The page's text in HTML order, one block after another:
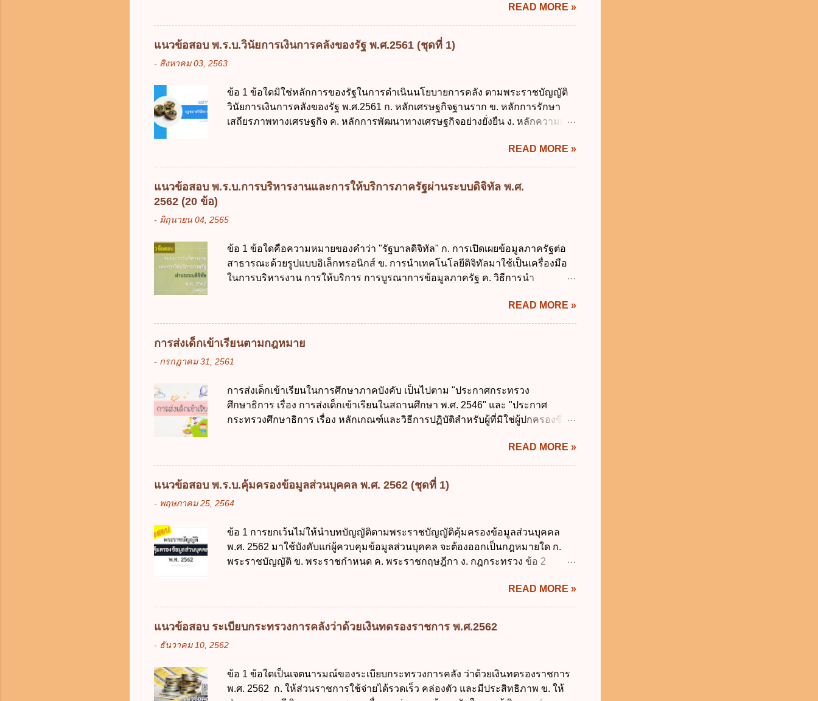
วิธีการงบประมาณ พ.ศ. 2502 2. พระราชบัญญัติวิธีการงบประมาณ (ฉบับที่ 3) พ.ศ.
2511 3. พระราชบัญญัติวิธีการงบประมาณ (ฉบับที่ 6) พ.ศ. 2544 4. ประกาศของ
คณะปฏิวัติ ฉบับที่ 203 ลงวันที่ 31 สิงหาคม 2515 ข้อ 3. ข้อใดไม่ถูกต้อง 1. นายก
รัฐมนตรีมีอำนาจออกกฎเพื่อปฏิบัติการตามพระราชบัญญัติวิธีการงบประมาณ พ.ศ.
การงบประมาณ พ.ศ. 2561 4. รัฐมนตรีว่าการกระทรวงการคลังมีหน้าที่ควบคุมการ
ใช้จ่ายงบประมาณให้เป็นไปอย่างโปร่งใสและตรวจสอบได้ ข้อ 4. พระราชบัญญัติวิธี
การงบประมาณ พ.ศ. 2561 บัญญัติให้การบริหา...
READ MORE »
แนวข้อสอบ พ.ร.บ.วินัยการเงินการคลังของรัฐ พ.ศ.2561 (ชุดที่ 1)
- สิงหาคม 03, 2563
ข้อ 1 ข้อใดมิใช่หลักการของรัฐในการดำเนินนโยบายการคลัง ตามพระราชบัญญัติ
วินัยการเงินการคลังของรัฐ พ.ศ.2561 ก. หลักเศรษฐกิจฐานราก ข. หลักการรักษา
เสถียรภาพทางเศรษฐกิจ ค. หลักการพัฒนาทางเศรษฐกิจอย่างยั่งยืน ง. หลักความเป็น
เป็นกรอบในการบริหารหนี้สาธารณะเป็นไปตามข้อใด ก. ไม่เกินร้อยละ 5 ข. ไม่เกิน
ร้อยละ 10 ค. ไม่เกินร้อยละ 35 ง. ไม่เกินร้อยละ 60 ข้อ 3 กฎหมายว่าด้วยวินัยการเงิน
การคลังของรัฐกำหนดหลักการห้ามเสนอกฎหมายที่ให้จัดเก็บภาษีอากรหรือค่า
ธรรมเนียมเพิ่มขึ้นจากที่กำหนดไว้ในกฎหมายเพื่อการนำไปใช้จ่ายตามวัตถุประสงค์
ต้องการของชุมชน ข. เพื่อป็นรายได้ขององค์กรปกครองส่วนท้องถิ่น ค. มีเหตุจำเป็น
ของรัฐจะต้องนำแผนการคลังระยะปานกลางที่คณะรัฐมนตรีเห็นชอบแล้วไปใช้
ประกอบการพิจารณาในเรื่องต่อไปนี้ ยกเว้นข้อใด ก. การจัดเก็บหรือหารายได้ ข.
การจัดสรรงบประมาณรายจ่าย ค. การจัดทำงบประมาณ ง. การก่...
READ MORE »
แนวข้อสอบ พ.ร.บ.การบริหารงานและการให้บริการภาครัฐผ่านระบบดิจิทัล พ.ศ.
2562 (20 ข้อ)
- มิถุนายน 04, 2565
ข้อ 1 ข้อใดคือความหมายของคำว่า "รัฐบาลดิจิทัล" ก. การเปิดเผยข้อมูลภาครัฐต่อ
สาธารณะด้วยรูปแบบอิเล็กทรอนิกส์ ข. การนำเทคโนโลยีดิจิทัลมาใช้เป็นเครื่องมือ
ในการบริหารงาน การให้บริการ การบูรณาการข้อมูลภาครัฐ ค. วิธีการนำ
(องค์การมหาชน) ข้อ 2 การบริหารงานภาครัฐและการจัดทำบริการสาธารณะผ่าน
ระบบดิจิทัล ต้องมีวัตถุประสงค์ดังต่อไปนี้ ยกเว้น ข้อใด ก. ให้มีการใช้ระบบดิจิทัล
อย่างคุ้มค่าและเต็มศักยภาพ ข. พัฒนาโครงสร้างพื้นฐานด้านดิจิทัลที่จำเป็นให้เป็นไป
ตามมาตรฐานสากล ค. พัฒนาการเชื่อมโยงเครือข่ายดิจิทัล ง. เพิ่มประสิทธิภาคใน
การใช้จ่ายงบประมาณให้เกิดความคุ้มค่าและเป็นไปตามเป้าหมาย ข้อ 3 ข้อใดกล่าว
เป็นศูนย์แลกเปลี่ยนข้อมูลกลาง ค. กำหนดสิทธิ หน้าที่ และความรับผิดชอบในการ
บริหารจัดการข้อมูลของหน่วยงานของรัฐ ง. กำหนดกรอบและทิศทางการบริหารงาน
ภาครัฐและการจัดทำบริการสาธารณะในรูปแบบดิจิทัล ข้อ 4 กรรมการพัฒนารัฐบาล
READ MORE »
การส่งเด็กเข้าเรียนตามกฎหมาย
- กรกฎาคม 31, 2561
การส่งเด็กเข้าเรียนในการศึกษาภาคบังคับ เป็นไปตาม "ประกาศกระทรวง
ศึกษาธิการ เรื่อง การส่งเด็กเข้าเรียนในสถานศึกษา พ.ศ. 2546" และ "ประกาศ
กระทรวงศึกษาธิการ เรื่อง หลักเกณฑ์และวิธีการปฏิบัติสำหรับผู้ที่มิใช่ผู้ปกครองซึ่งมี
การศึกษาภาคบังคับ พ.ศ. 2545 ซึ่งเป็นกฎหมายที่มีโทษทางอาญา โดยมีสาระสำคัญ
ดังนี้ 1. คำว่า "เด็ก" หมายถึง เด็กซึ่งมีอายุย่างเข้าปีที่ 7 จนถึงอายุย่างเข้าปีที่ 16 เว้น
แต่เด็กที่สอบได้ชั้นปีที่ 9 ของการศึกษาภาคบังคับแล้ว 2. ผู้ปกครอง คือ 2.1 บิดา
มารดา 2.2 บิดาหรือมารดา ซึ่งเป็นผู้ใช้อำนาจปกครอง 2.3 ผู้ปกครองตาม
ประมวลกฎหมายแพ่งและพาณิชย์ 2.4 บุคคลที่เด็กอยู่ด้วยเป็นประจำหรือที่เด็กอยู่
ของการเปิดเรียนภาคต้น (ภาคเรียนที่ 1) 4. กรณีผู้ปกครองยังไม่ได้ส่งเด็กเข้าเรียน
ภายใน 7 วัน นับแต่วันแรกของการเปิดเรียนภาคต้น ถ้าสถานศึกษายังมิไ...
READ MORE »
แนวข้อสอบ พ.ร.บ.คุ้มครองข้อมูลส่วนบุคคล พ.ศ. 2562 (ชุดที่ 1)
- พฤษภาคม 25, 2564
ข้อ 1 การยกเว้นไม่ให้นำบทบัญญัติตามพระราชบัญญัติคุ้มครองข้อมูลส่วนบุคคล
พ.ศ. 2562 มาใช้บังคับแก่ผู้ควบคุมข้อมูลส่วนบุคคล จะต้องออกเป็นกฎหมายใด ก.
พระราชบัญญัติ ข. พระราชกำหนด ค. พระราชกฤษฎีกา ง. กฎกระทรวง ข้อ 2
ในบังคับพระราชบัญญัติคุ้มครองข้อมูลส่วนบุคคล พ.ศ. 2562 ก. หน่วยงานของรัฐทุก
แห่ง ข. กิจการด้านการศึกษา ค. กิจการด้านความบันเทิงและนันทนาการ ง. ถูกทุกข้อ
ข้อ 3 โดยหลัก ทั่วไป พระราชบัญญัติคุ้มครองข้อมูลส่วนบุคคล พ.ศ. 2562 ใช้บังคับ
ง. 29 พฤษภาคม 2562 ข้อ 4 "บุคคลหรือนิติบุคคลซึ่งมีอำนาจหน้าที่ตัดสินใจเกี่ยวกับ
ควบคุมข้อมูลส่วนบุคคล ข. ผู้ประมวลผลข้อมูลส่วนบุคคล ค. พนักงานเจ้าหน้าที่ ง.
ไม่มีข้อใดถูกต้อง ข้อ 5 ผู้มีอำนาจแต่งตั้งพนักงานเจ้าหน้าที่ตามพระราชบัญญัติ
READ MORE »
แนวข้อสอบ ระเบียบกระทรวงการคลังว่าด้วยเงินทดรองราชการ พ.ศ.2562
- ธันวาคม 10, 2562
ข้อ 1 ข้อใดเป็นเจตนารมณ์ของระเบียบกระทรวงการคลัง ว่าด้วยเงินทดรองราชการ
พ.ศ. 2562 ก. ให้ส่วนราชการใช้จ่ายได้รวดเร็ว คล่องตัว และมีประสิทธิภาพ ข. ให้